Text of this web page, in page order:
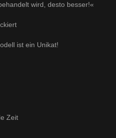
wird, desto besser!«
ist ein Unikat!
Zeit